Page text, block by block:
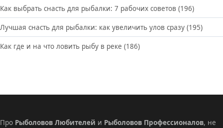
Как выбрать снасть для рыбалки: 7 рабочих советов (196)
Лучшая снасть для рыбалки: как увеличить улов сразу (195)
Как где и на что ловить рыбу в реке (186)
Про Рыболовов Любителей и Рыболовов Профессионалов, не